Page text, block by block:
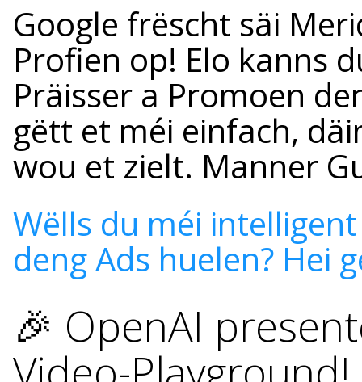
Google frëscht säi
Profien op! Elo kanns
Präisser a Promoen
gëtt et méi einfach,
wou et zielt. Manner
Wëlls du méi
deng Ads huelen? Hei
🎉 OpenAI